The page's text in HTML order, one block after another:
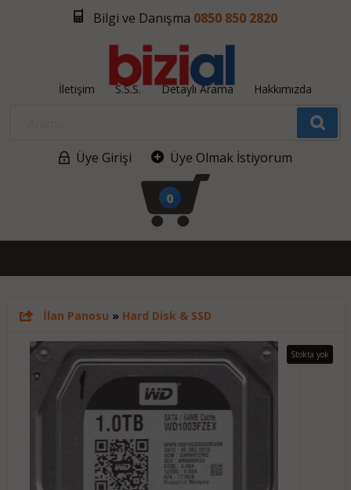
Bilgi ve Danışma 0850 850 2820
İletişim S.S.S. Detaylı Arama Hakkımızda
Üye Girişi Üye Olmak İstiyorum
0
İlan Panosu » Hard Disk & SSD
Stokta yok